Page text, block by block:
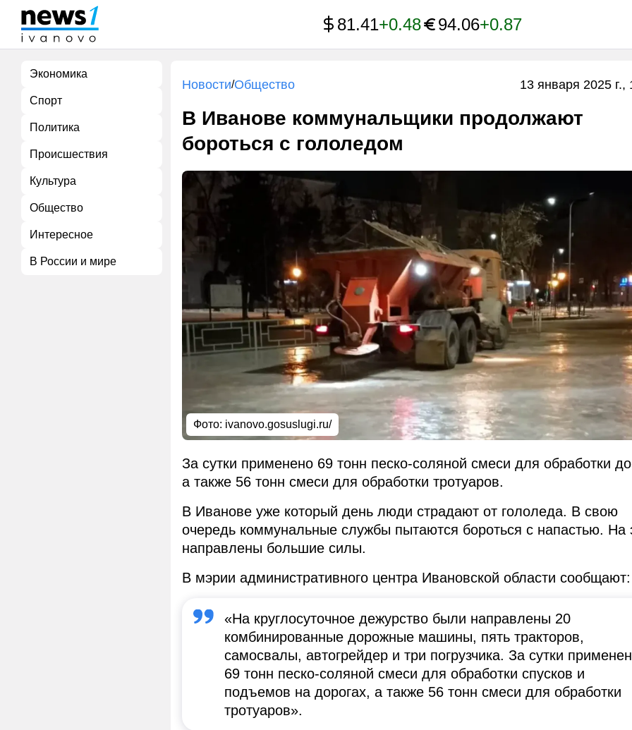
81.41+0.48 94.06+0.87
Экономика
Спорт
Политика
Происшествия
Культура
Общество
Интересное
В России и мире
Новости/Общество 13 января 2025 г.,
В Иванове коммунальщики продолжают
бороться с гололедом
Фото: ivanovo.gosuslugi.ru/
За сутки применено 69 тонн песко-соляной смеси для обработки
а также 56 тонн смеси для обработки тротуаров.
В Иванове уже который день люди страдают от гололеда. В свою
очередь коммунальные службы пытаются бороться с напастью. На
направлены большие силы.
В мэрии административного центра Ивановской области сообщают:
«На круглосуточное дежурство были направлены 20
комбинированные дорожные машины, пять тракторов,
самосвалы, автогрейдер и три погрузчика. За сутки
69 тонн песко-соляной смеси для обработки спусков и
подъемов на дорогах, а также 56 тонн смеси для обработки
тротуаров».